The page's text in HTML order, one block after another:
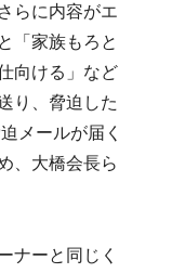
らに内容がエ
「家族もろと
向ける」など
り、脅迫した
メールが届く
、大橋会長ら
ナーと同じく